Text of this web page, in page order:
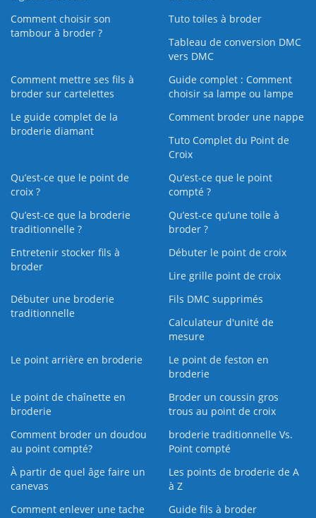
Comment choisir son
tambour à broder ?
Tuto toiles à broder
Tableau de conversion DMC
vers DMC
Comment mettre ses fils à
broder sur cartelettes
Guide complet : Comment
choisir sa lampe ou lampe
Le guide complet de la
broderie diamant
Comment broder une nappe
Tuto Complet du Point de
Croix
Qu’est-ce que le point de
croix ?
Qu’est-ce que le point
compté ?
Qu’est-ce que la broderie
traditionnelle ?
Qu’est‑ce qu’une toile à
broder ?
Entretenir stocker fils à
broder
Débuter le point de croix
Lire grille point de croix
Débuter une broderie
traditionnelle
Fils DMC supprimés
Calculateur d'unité de
mesure
Le point arrière en broderie
Le point de feston en
broderie
Le point de chaînette en
broderie
Broder un coussin gros
trous au point de croix
Comment broder un doudou
au point compté?
broderie traditionnelle Vs.
Point compté
À partir de quel âge faire un
canevas
Les points de broderie de A
à Z
Comment enlever une tache
Guide fils à broder